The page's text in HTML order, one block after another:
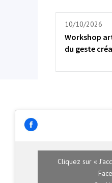
10/10/2026
Workshop
du geste
Cliquez sur «